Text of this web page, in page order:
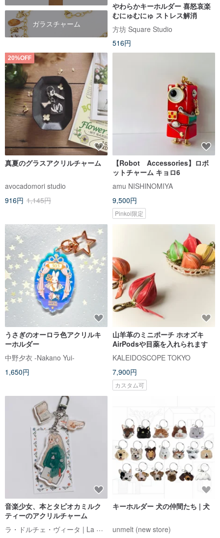
ガラスチャーム
やわらかキーホルダー 喜怒哀楽
むにゅむにゅ ストレス解消
方坊 Square Studio
516円
20%OFF
真夏のグラスアクリルチャーム
avocadomori studio
916円 1,145円
【Robot Accessories】ロボ
ットチャーム キョロ6
amu NISHINOMIYA
9,500円
Pinkoi限定
うさぎのオーロラ色アクリルキ
ーホルダー
中野夕衣 -Nakano Yui-
1,650円
山羊革のミニポーチ ホオズキ
AirPodsや目薬を入れられます
KALEIDOSCOPE TOKYO
7,900円
カスタム可
音楽少女、本とタピオカミルク
ティーのアクリルチャーム
ラ・ドルチェ・ヴィータ | La Dolce Vita
キーホルダー 犬の仲間たち | 犬
unmelt (new store)